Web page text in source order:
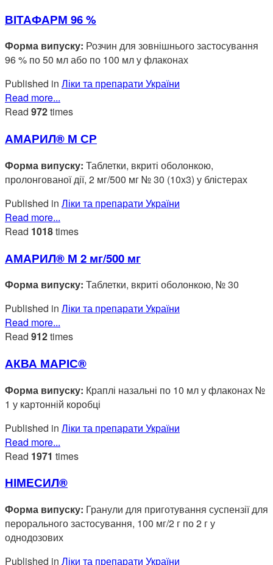
ВІТАФАРМ 96 %
Форма випуску: Розчин для зовнішнього застосування
96 % по 50 мл або по 100 мл у флаконах
Published in Ліки та препарати України
Read more...
Read 972times
АМАРИЛ® М СР
Форма випуску: Таблетки, вкриті оболонкою,
пролонгованої дії, 2 мг/500 мг № 30 (10х3) у блістерах
Published in Ліки та препарати України
Read more...
Read 1018times
АМАРИЛ® М 2 мг/500 мг
Форма випуску: Таблетки, вкриті оболонкою, № 30
Published in Ліки та препарати України
Read more...
Read 912times
АКВА МАРІС®
Форма випуску: Краплі назальні по 10 мл у флаконах №
1 у картонній коробці
Published in Ліки та препарати України
Read more...
Read 1971 times
НІМЕСИЛ®
Форма випуску: Гранули для приготування суспензії для
перорального застосування, 100 мг/2 г по 2 г у
однодозових
Published in Ліки та препарати України